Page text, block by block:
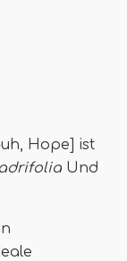
Hope] ist
Und